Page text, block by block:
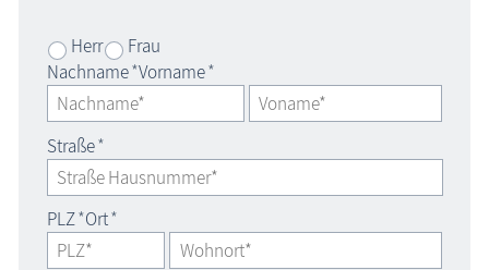
Herr
Frau
Nachname*Vorname*
Straße*
PLZ*Ort*